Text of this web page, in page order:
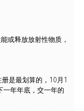
或释放放射性物质，
是最划算的，10月1
一年年底，交一年的